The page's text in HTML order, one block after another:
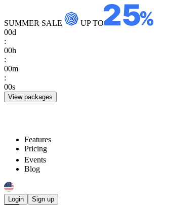
SUMMER SALE
UP TO
00d
:
00h
:
00m
:
00s
View packages
Features
Pricing
Events
Blog
Login Sign up